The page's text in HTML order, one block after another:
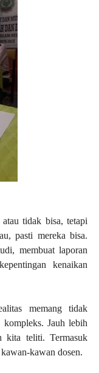
tidak bisa, tetapi
pasti mereka bisa.
membuat laporan
kenaikan
memang tidak
Jauh lebih
kita teliti. Termasuk
kawan dosen.